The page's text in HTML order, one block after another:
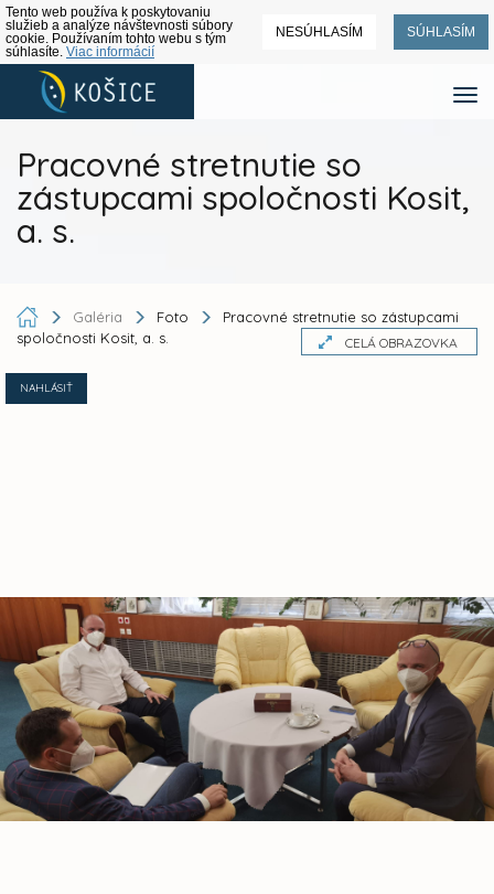
Tento web používa k poskytovaniu
služieb a analýze návštevnosti súbory
cookie. Používaním tohto webu s tým
súhlasíte. Viac informácií
NESÚHLASÍM SÚHLASÍM
Pracovné stretnutie so
zástupcami spoločnosti Kosit,
a. s.
Galéria Foto
Pracovné stretnutie so zástupcami
spoločnosti Kosit, a. s.
CELÁ OBRAZOVKA
NAHLÁSIŤ